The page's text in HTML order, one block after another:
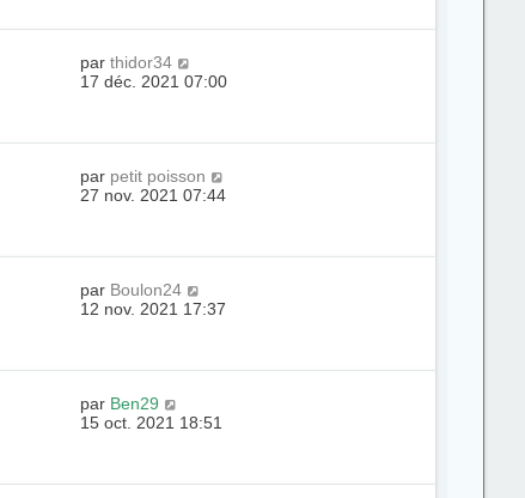
parthidor34
17 déc. 2021 07:00
par petit poisson
27 nov. 2021 07:44
par Boulon24
12 nov. 2021 17:37
par Ben29
15 oct. 2021 18:51